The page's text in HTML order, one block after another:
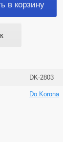
в корзину
DK-2803
Do.Korona